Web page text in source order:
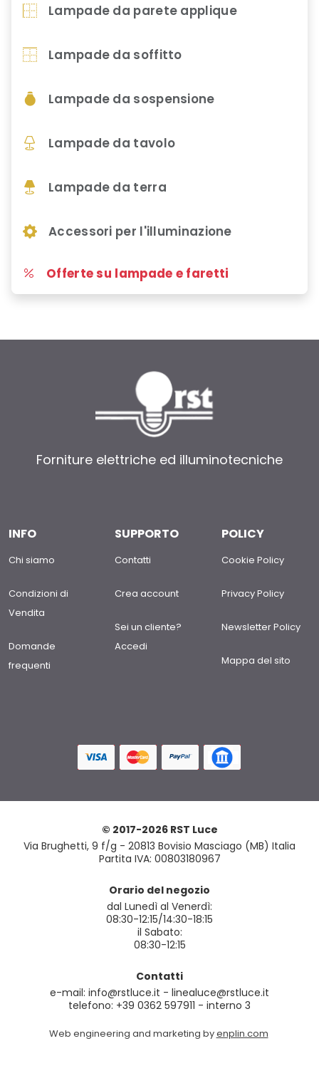
Lampade da parete applique
Lampade da soffitto
Lampade da sospensione
Lampade da tavolo
Lampade da terra
Accessori per l'illuminazione
Offerte su lampade e faretti
Forniture elettriche ed illuminotecniche
INFO
Chi siamo
Condizioni di
Vendita
Domande
frequenti
SUPPORTO
Contatti
Crea account
Sei un cliente?
Accedi
POLICY
Cookie Policy
Privacy Policy
Newsletter Policy
Mappa del sito
© 2017-2026 RST Luce
Via Brughetti, 9 f/g - 20813 Bovisio Masciago (MB) Italia
Partita IVA: 00803180967
Orario del negozio
dal Lunedì al Venerdì:
08:30-12:15/14:30-18:15
il Sabato:
08:30-12:15
Contatti
e-mail: info@rstluce.it - linealuce@rstluce.it
telefono: +39 0362 597911 - interno 3
Web engineering and marketing byenplin.com